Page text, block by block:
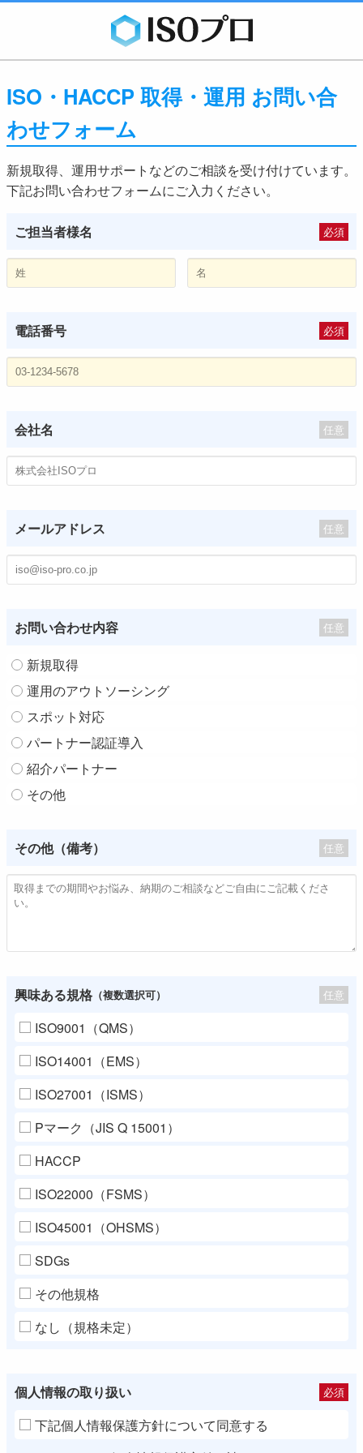
ISO・HACCP 取得・運用 お問い合
わせフォーム
新規取得、運用サポートなどのご相談を受け付けています。
下記お問い合わせフォームにご入力ください。
ご担当者様名 必須
電話番号 必須
会社名 任意
メールアドレス 任意
お問い合わせ内容 任意
新規取得
運用のアウトソーシング
スポット対応
パートナー認証導入
紹介パートナー
その他
その他（備考） 任意
興味ある規格 （複数選択可） 任意
ISO9001（QMS）
ISO14001（EMS）
ISO27001（ISMS）
Pマーク（JIS Q 15001）
HACCP
ISO22000（FSMS）
ISO45001（OHSMS）
SDGs
その他規格
なし（規格未定）
個人情報の取り扱い 必須
下記個人情報保護方針について同意する